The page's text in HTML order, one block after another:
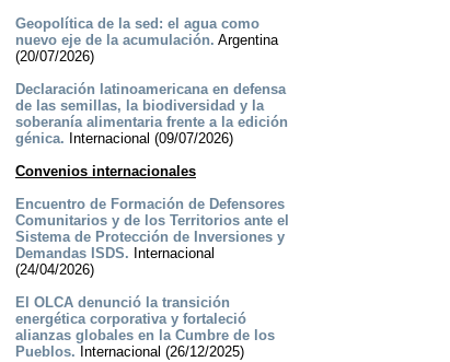
Geopolítica de la sed: el agua como
nuevo eje de la acumulación. Argentina
(20/07/2026)
Declaración latinoamericana en defensa
de las semillas, la biodiversidad y la
soberanía alimentaria frente a la edición
génica. Internacional (09/07/2026)
Convenios internacionales
Encuentro de Formación de Defensores
Comunitarios y de los Territorios ante el
Sistema de Protección de Inversiones y
Demandas ISDS. Internacional
(24/04/2026)
El OLCA denunció la transición
energética corporativa y fortaleció
alianzas globales en la Cumbre de los
Pueblos. Internacional (26/12/2025)